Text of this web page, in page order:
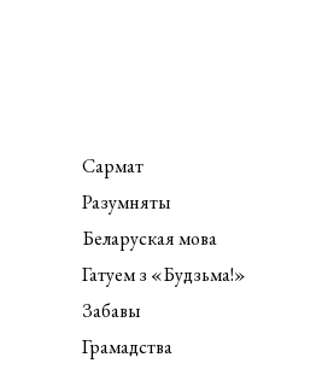
Сармат
Разумняты
Беларуская мова
Гатуем з «Будзьма!»
Забавы
Грамадства